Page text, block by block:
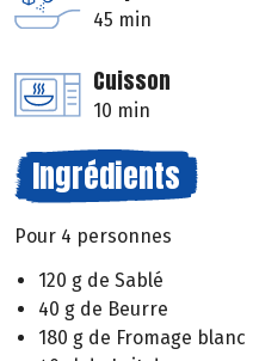
45 min
Cuisson
10 min
Ingrédients
Pour 4 personnes
120 g de Sablé
40 g de Beurre
180 g de Fromage blanc